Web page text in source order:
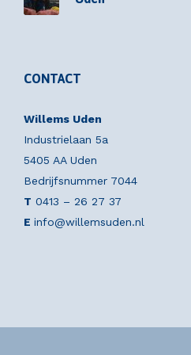
CONTACT
Willems Uden
Industrielaan 5a
5405 AA Uden
Bedrijfsnummer 7044
T 0413 – 26 27 37
E info@willemsuden.nl